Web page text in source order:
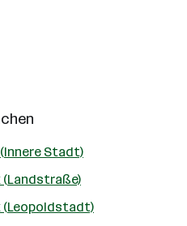
(Innere Stadt)
(Landstraße)
(Leopoldstadt)